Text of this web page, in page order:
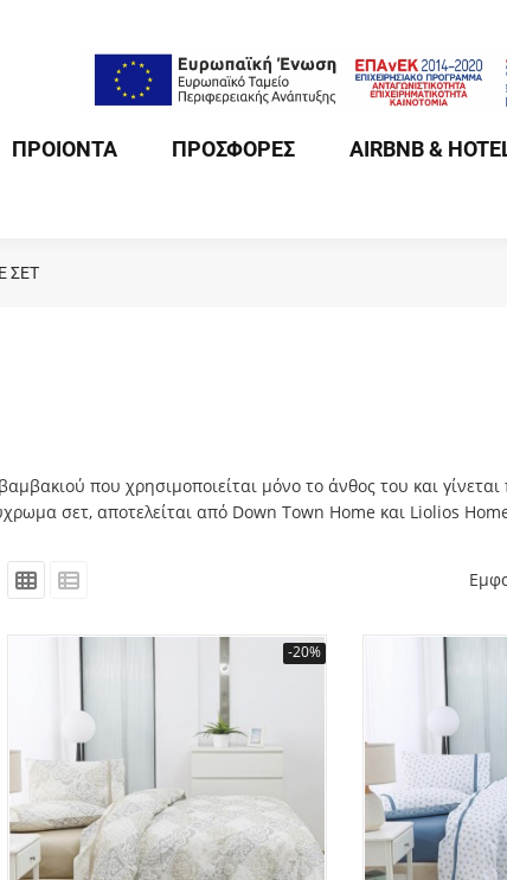
ΠΡΟΙΟΝΤΑ ΠΡΟΣΦΟΡΕΣ AIRBNB &
ΣΕΤ
που χρησιμοποιείται μόνο το άνθος του και
σετ, αποτελείται από Down Town Home και Liolios
-20%